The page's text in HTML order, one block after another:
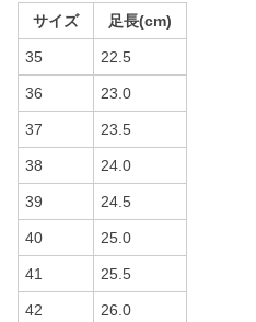
サイズ 足長(cm)
35 22.5
36 23.0
37 23.5
38 24.0
39 24.5
40 25.0
41 25.5
42 26.0